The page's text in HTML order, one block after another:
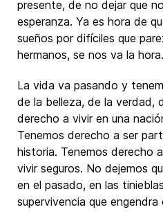
presente, de no dejar que
esperanza. Ya es hora de
sueños por difíciles que
hermanos, se nos va la hora.
La vida va pasando y
de la belleza, de la verdad,
derecho a vivir en una
Tenemos derecho a ser
historia. Tenemos derecho
vivir seguros. No dejemos
en el pasado, en las
supervivencia que